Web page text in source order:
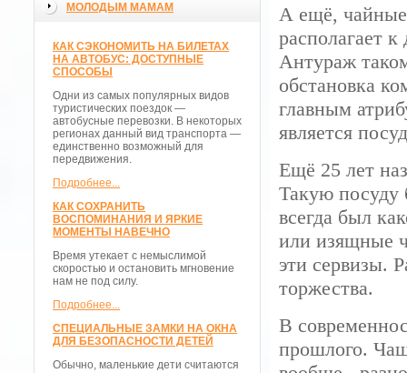
МОЛОДЫМ МАМАМ
КАК СЭКОНОМИТЬ НА БИЛЕТАХ
НА АВТОБУС: ДОСТУПНЫЕ
СПОСОБЫ
Одни из самых популярных видов
туристических поездок —
автобусные перевозки. В некоторых
регионах данный вид транспорта —
единственно возможный для
передвижения.
Подробнее...
КАК СОХРАНИТЬ
ВОСПОМИНАНИЯ И ЯРКИЕ
МОМЕНТЫ НАВЕЧНО
Время утекает с немыслимой
скоростью и остановить мгновение
нам не под силу.
Подробнее...
СПЕЦИАЛЬНЫЕ ЗАМКИ НА ОКНА
ДЛЯ БЕЗОПАСНОСТИ ДЕТЕЙ
Обычно, маленькие дети считаются
А ещё, чайные
располагает
Антураж
обстановка
главным
является
Ещё 25 лет
Такую посуду
всегда был
или изящные
эти сервизы.
торжества.
В
прошлого.